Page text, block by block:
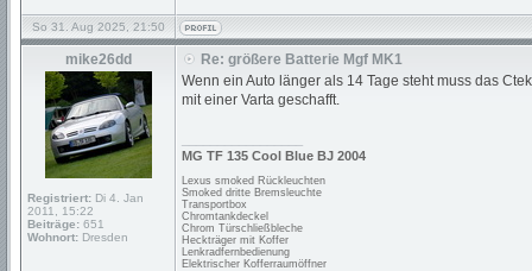
So 31. Aug 2025, 21:50
mike26dd
Registriert: Di 4. Jan
2011, 15:22
Beiträge: 651
Wohnort: Dresden
Re: größere Batterie Mgf MK1
Wenn ein Auto länger als 14 Tage steht muss das
mit einer Varta geschafft.
MG TF 135 Cool Blue BJ 2004
Lexus smoked Rückleuchten
Smoked dritte Bremsleuchte
Transportbox
Chromtankdeckel
Chrom Türschließbleche
Heckträger mit Koffer
Lenkradfernbedienung
Elektrischer Kofferraumöffner